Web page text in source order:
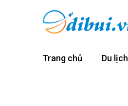
Trang chủ Du lịch